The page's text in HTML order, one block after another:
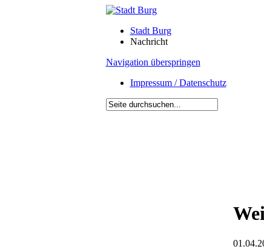
Stadt Burg
Nachricht
Navigation überspringen
Impressum / Datenschutz